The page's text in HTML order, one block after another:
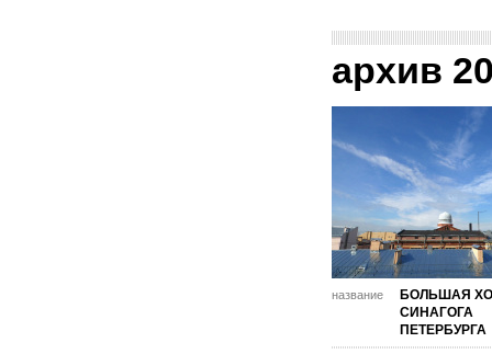
архив
название
БОЛЬШАЯ
СИНАГОГА
ПЕТЕРБУРГА